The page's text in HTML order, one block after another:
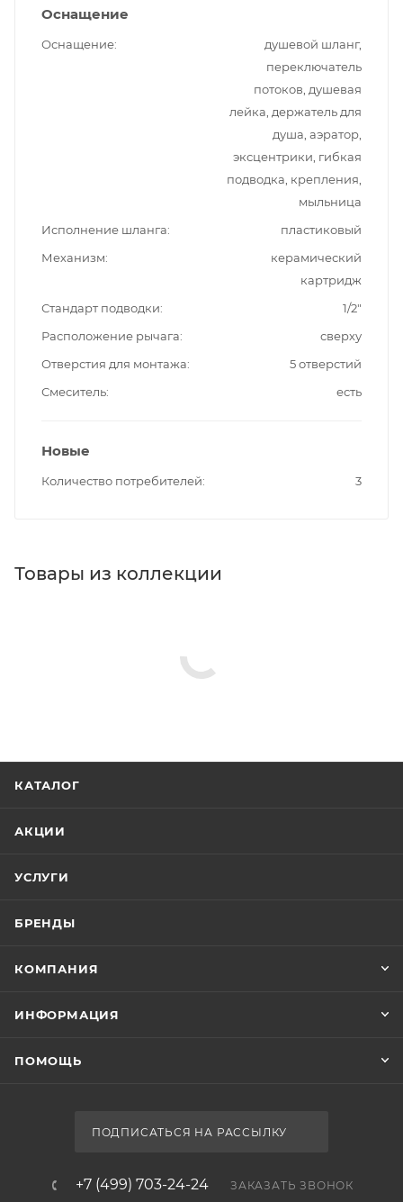
Оснащение
Оснащение
душевой шланг,
переключатель
потоков, душевая
лейка, держатель для
душа, аэратор,
эксцентрики, гибкая
подводка, крепления,
мыльница
Исполнение шланга
пластиковый
Механизм
керамический
картридж
Стандарт подводки
1/2"
Расположение рычага
сверху
Отверстия для монтажа
5 отверстий
Смеситель
есть
Новые
Количество потребителей 3
Товары из коллекции
КАТАЛОГ
АКЦИИ
УСЛУГИ
БРЕНДЫ
КОМПАНИЯ
ИНФОРМАЦИЯ
ПОМОЩЬ
ПОДПИСАТЬСЯ НА РАССЫЛКУ
+7 (499) 703-24-24 ЗАКАЗАТЬ ЗВОНОК